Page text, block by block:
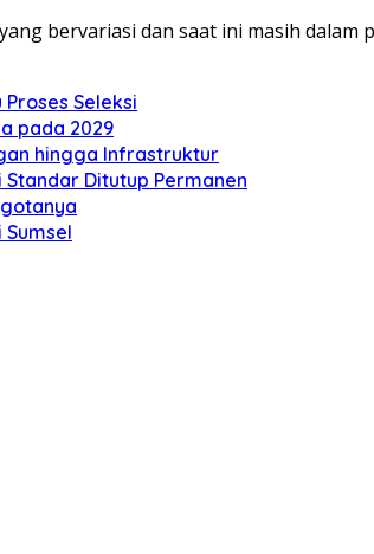
bervariasi dan saat ini masih
Proses Seleksi
pada 2029
hingga Infrastruktur
Standar Ditutup Permanen